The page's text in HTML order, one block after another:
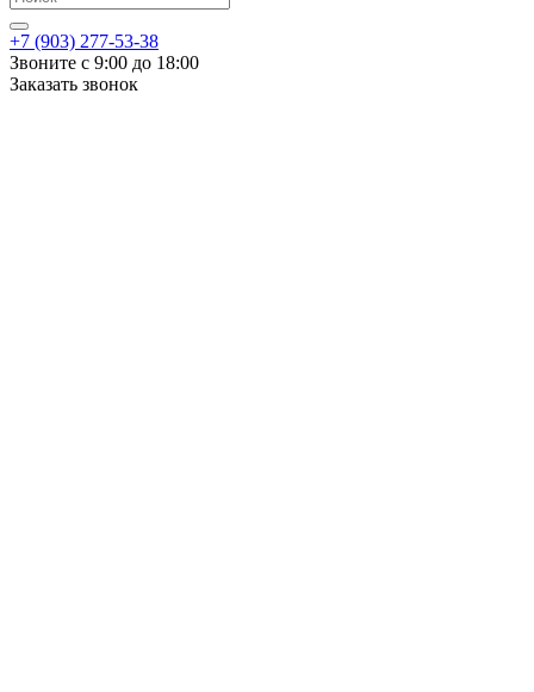
+7 (903) 277-53-38
Звоните с 9:00 до 18:00
Заказать звонок